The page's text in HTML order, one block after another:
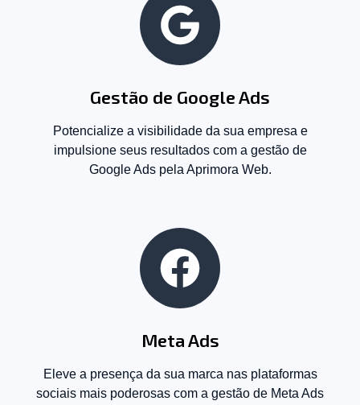
Gestão de Google Ads
Potencialize a visibilidade da sua empresa e
impulsione seus resultados com a gestão de
Google Ads pela Aprimora Web.
Meta Ads
Eleve a presença da sua marca nas plataformas
sociais mais poderosas com a gestão de Meta Ads